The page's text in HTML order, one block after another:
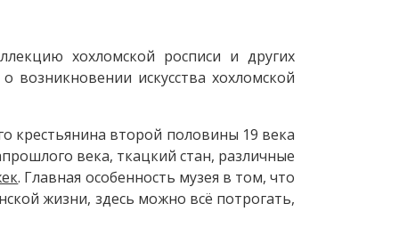
хохломской росписи и других
возникновении искусства хохломской
крестьянина второй половины 19 века
века, ткацкий стан, различные
. Главная особенность музея в том, что
жизни, здесь можно всё потрогать,